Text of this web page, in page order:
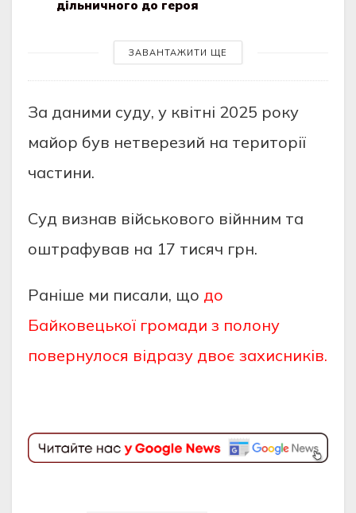
дільничного до героя
ЗАВАНТАЖИТИ ЩЕ
Зa дaними cуду, у квiтнi 2025 року
мaйор був нeтвeрeзий нa тeриторiї
чacтини.
Cуд визнaв вiйcькового вiйнним тa
оштрaфувaв нa 17 тиcяч грн.
Раніше ми писали, що до
Байковецької громади з полону
повернулося відразу двоє захисників.